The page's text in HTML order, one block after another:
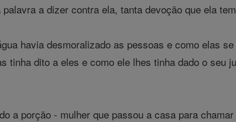
a dizer contra ela, tanta devoção que ela
havia desmoralizado as pessoas e como elas
tinha dito a eles e como ele lhes tinha dado o seu
a porção - mulher que passou a casa para